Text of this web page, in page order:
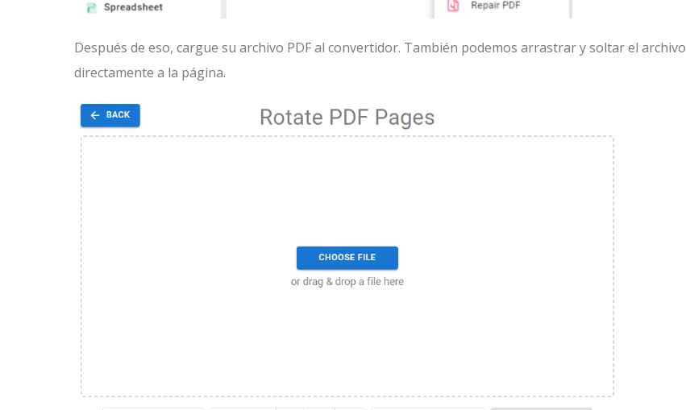
Después de eso, cargue su archivo PDF al convertidor. También podemos arrastrar y soltar el archivo
directamente a la página.